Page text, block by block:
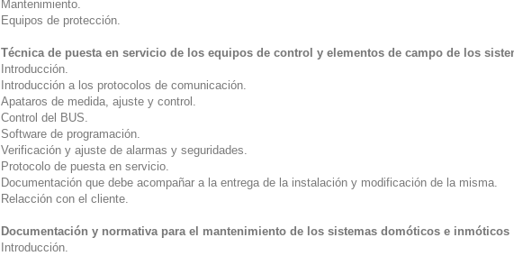
Mantenimiento.
Equipos de protección.
Técnica de puesta en servicio de los equipos de control y elementos de campo de los
Introducción.
Introducción a los protocolos de comunicación.
Apataros de medida, ajuste y control.
Control del BUS.
Software de programación.
Verificación y ajuste de alarmas y seguridades.
Protocolo de puesta en servicio.
Documentación que debe acompañar a la entrega de la instalación y modificación de la misma.
Relacción con el cliente.
Documentación y normativa para el mantenimiento de los sistemas domóticos e inmóticos
Introducción.